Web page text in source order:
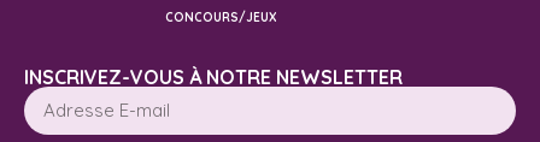
CONCOURS/JEUX
INSCRIVEZ-VOUS À NOTRE NEWSLETTER